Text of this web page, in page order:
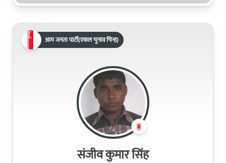
आम जनता पार्टी(एकल चुनाव चिन्ह)
संजीव कुमार सिंह